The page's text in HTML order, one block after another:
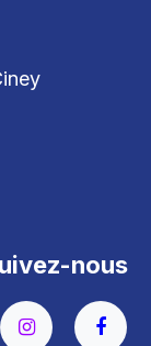
nous